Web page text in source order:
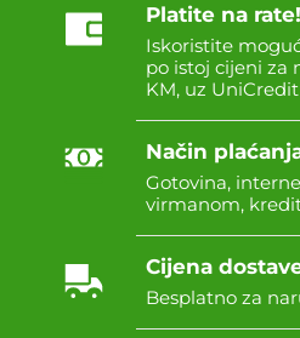
Platite na rate!
Iskoristite
po istoj cijeni za
KM, uz
Način
Gotovina,
virmanom,
Cijena
Besplatno za